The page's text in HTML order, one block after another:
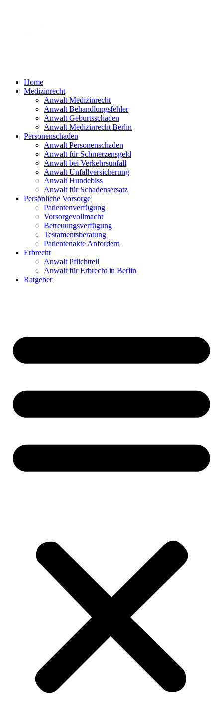
Home
Medizinrecht
Anwalt Medizinrecht
Anwalt Behandlungsfehler
Anwalt Geburtsschaden
Anwalt Medizinrecht Berlin
Personenschaden
Anwalt Personenschaden
Anwalt für Schmerzensgeld
Anwalt bei Verkehrsunfall
Anwalt Unfallversicherung
Anwalt Hundebiss
Anwalt für Schadensersatz
Persönliche Vorsorge
Patientenverfügung
Vorsorgevollmacht
Betreuungsverfügung
Testamentsberatung
Patientenakte Anfordern
Erbrecht
Anwalt Pflichtteil
Anwalt für Erbrecht in Berlin
Ratgeber